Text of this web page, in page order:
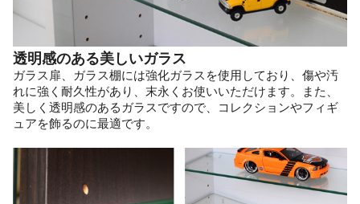
透明感のある美しいガラス
ガラス扉、ガラス棚には強化ガラスを使用しており、傷や汚
れに強く耐久性があり、末永くお使いいただけます。また、
美しく透明感のあるガラスですので、コレクションやフィギ
ュアを飾るのに最適です。